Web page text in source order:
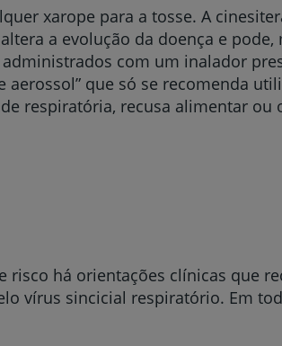
nos
xarope para a tosse. A
a evolução da doença e pode,
com um inalador
que só se recomenda
respiratória, recusa alimentar ou
risco há orientações clínicas que
vírus sincicial respiratório. Em